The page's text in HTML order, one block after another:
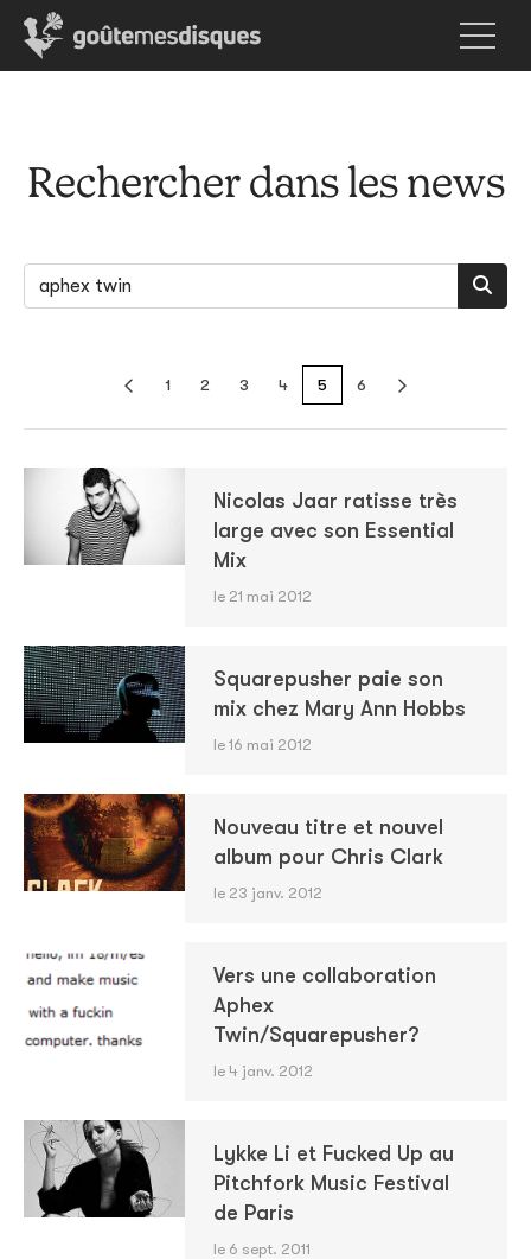
Rechercher dans les news
1 2 3 4 5 6
Nicolas Jaar ratisse très
large avec son Essential
Mix
le 21 mai 2012
Squarepusher paie son
mix chez Mary Ann Hobbs
le 16 mai 2012
Nouveau titre et nouvel
album pour Chris Clark
le 23 janv. 2012
Vers une collaboration
Aphex
Twin/Squarepusher?
le 4 janv. 2012
Lykke Li et Fucked Up au
Pitchfork Music Festival
de Paris
le 6 sept. 2011